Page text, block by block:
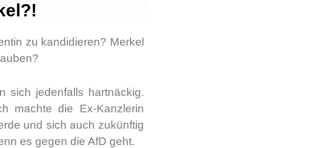
zu kan­di­die­ren? Mer­kel
sich jeden­falls hart­nä­ckig.
mach­te die Ex-Kanz­le­rin
und sich auch zukünf­tig
es gegen die AfD geht.